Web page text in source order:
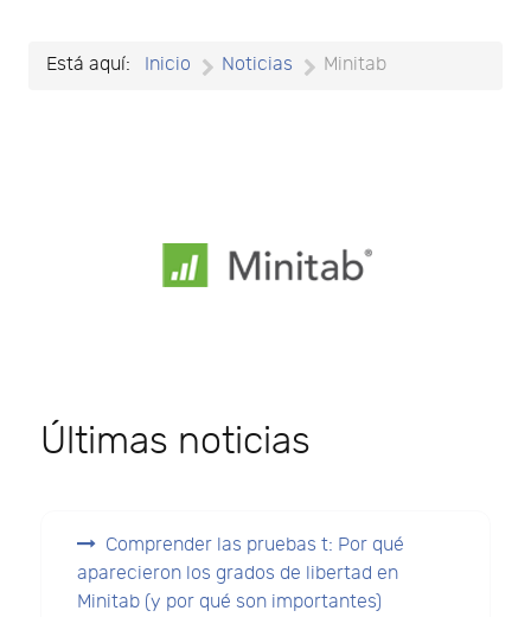
Está aquí: Inicio Noticias Minitab
Últimas noticias
Comprender las pruebas t: Por qué
aparecieron los grados de libertad en
Minitab (y por qué son importantes)